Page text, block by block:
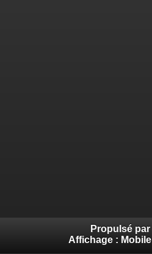
Propulsé par
Affichage : Mobile